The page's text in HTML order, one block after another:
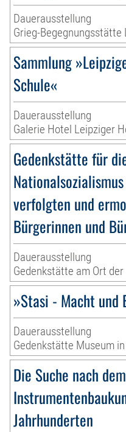
Dauerausstellung
Grieg-Begegnungsstätte
Sammlung
Schule«
Dauerausstellung
Galerie Hotel Leipziger
Gedenkstätte für
verfolgten und
Bürgerinnen und
Dauerausstellung
Gedenkstätte am Ort
»Stasi - Macht und
Dauerausstellung
Gedenkstätte Museum
Die Suche nach
Jahrhunderten